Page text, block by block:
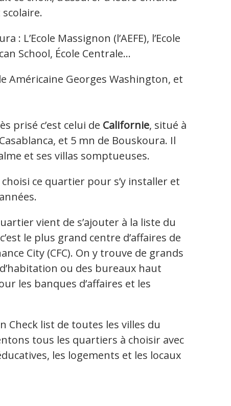
: L’Ecole Massignon (l’AEFE), l’Ecole
School, École Centrale…
Américaine Georges Washington, et
prisé c’est celui de Californie, situé à
et 5 mn de Bouskoura. Il
et ses villas somptueuses.
choisi ce quartier pour s’y installer et
vient de s’ajouter à la liste du
le plus grand centre d’affaires de
City (CFC). On y trouve de grands
ou des bureaux haut
les banques d’affaires et les
Check list de toutes les villes du
tous les quartiers à choisir avec
les logements et les locaux